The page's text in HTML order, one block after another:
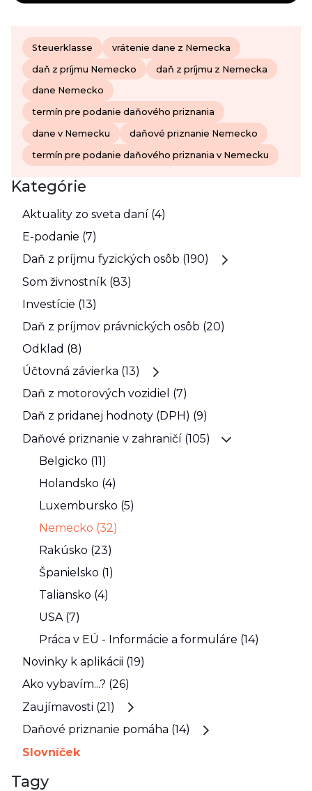
Steuerklasse vrátenie dane z Nemecka
daň z príjmu Nemecko daň z príjmu z Nemecka
dane Nemecko
termín pre podanie daňového priznania
dane v Nemecku daňové priznanie Nemecko
termín pre podanie daňového priznania v Nemecku
Kategórie
Aktuality zo sveta daní (4)
E-podanie (7)
Daň z príjmu fyzických osôb (190)
Som živnostník (83)
Investície (13)
Daň z príjmov právnických osôb (20)
Odklad (8)
Účtovná závierka (13)
Daň z motorových vozidiel (7)
Daň z pridanej hodnoty (DPH) (9)
Daňové priznanie v zahraničí (105)
Belgicko (11)
Holandsko (4)
Luxembursko (5)
Nemecko (32)
Rakúsko (23)
Španielsko (1)
Taliansko (4)
USA (7)
Práca v EÚ - Informácie a formuláre (14)
Novinky k aplikácii (19)
Ako vybavím...? (26)
Zaujímavosti (21)
Daňové priznanie pomáha (14)
Slovníček
Tagy